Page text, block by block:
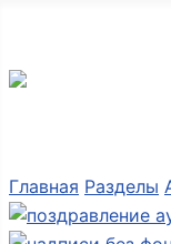
Главная Разделы